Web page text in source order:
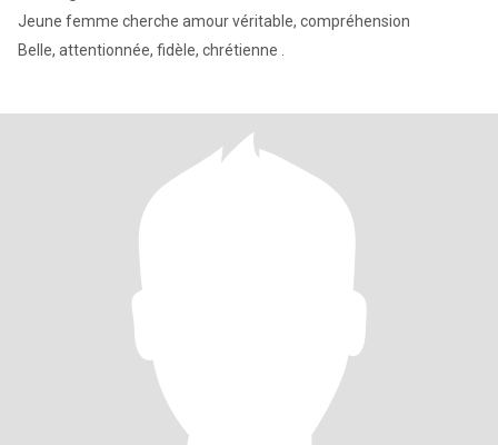
Jeune femme cherche amour véritable, compréhension
Belle, attentionnée, fidèle, chrétienne .